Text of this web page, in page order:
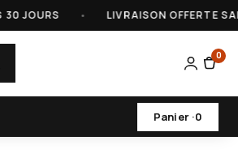
• LIVRAISON OFFERTE SANS
0
Panier ·0